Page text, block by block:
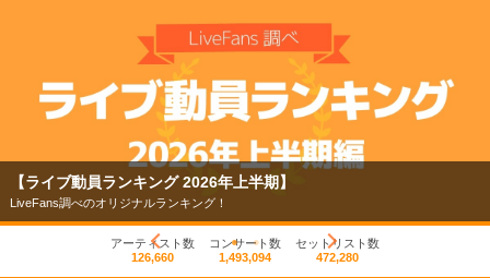
【ライブ動員ランキング 2026年上半期】
LiveFans調べのオリジナルランキング！
アーティスト数
126,660
コンサート数
1,493,094
セットリスト数
472,280